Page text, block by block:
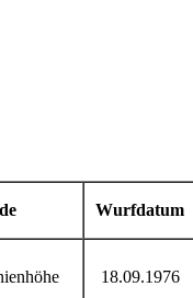
Wurfdatum
18.09.1976